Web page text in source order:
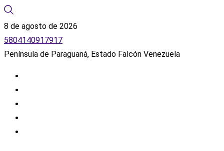
8 de agosto de 2026
5804140917917
Península de Paraguaná, Estado Falcón Venezuela